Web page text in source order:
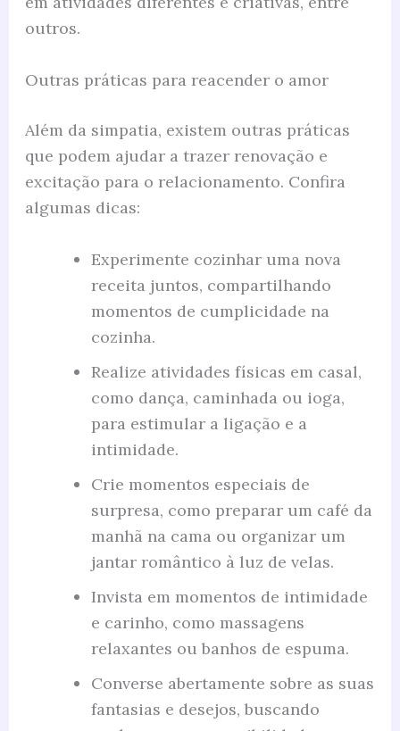
outros.
Outras práticas para reacender o amor
Além da simpatia, existem outras práticas
que podem ajudar a trazer renovação e
excitação para o relacionamento. Confira
algumas dicas:
Experimente cozinhar uma nova
receita juntos, compartilhando
momentos de cumplicidade na
cozinha.
Realize atividades físicas em casal,
como dança, caminhada ou ioga,
para estimular a ligação e a
intimidade.
Crie momentos especiais de
surpresa, como preparar um café da
manhã na cama ou organizar um
jantar romântico à luz de velas.
Invista em momentos de intimidade
e carinho, como massagens
relaxantes ou banhos de espuma.
Converse abertamente sobre as suas
fantasias e desejos, buscando